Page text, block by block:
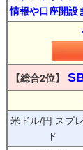
情報や口座開設
【総合2位】
米ドル/円 スプ
ド